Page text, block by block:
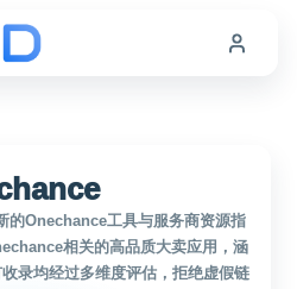
的Onechance工具与服务商资源指
相关的高品质大卖应用，涵
录均经过多维度评估，拒绝虚假链